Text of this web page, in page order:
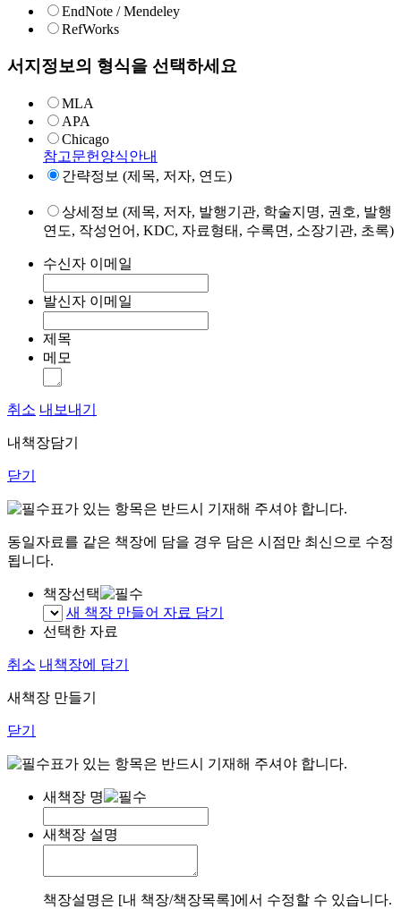
EndNote / Mendeley
RefWorks
서지정보의 형식을 선택하세요
MLA
APA
Chicago
참고문헌양식안내
간략정보 (제목, 저자, 연도)
상세정보 (제목, 저자, 발행기관, 학술지명, 권호, 발행
연도, 작성언어, KDC, 자료형태, 수록면, 소장기관, 초록)
수신자 이메일
발신자 이메일
제목
메모
취소 내보내기
내책장담기
닫기
표가 있는 항목은 반드시 기재해 주셔야 합니다.
동일자료를 같은 책장에 담을 경우 담은 시점만 최신으로 수정
됩니다.
책장선택
새 책장 만들어 자료 담기
선택한 자료
취소 내책장에 담기
새책장 만들기
닫기
표가 있는 항목은 반드시 기재해 주셔야 합니다.
새책장 명
새책장 설명
책장설명은 [내 책장/책장목록]에서 수정할 수 있습니다.